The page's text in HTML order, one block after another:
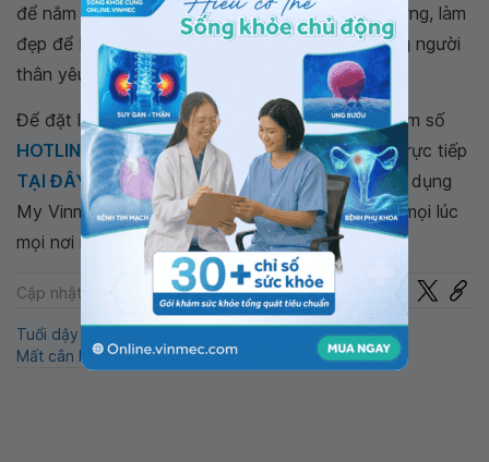
để nắm thêm nhiều thông tin sức khỏe, dinh dưỡng, làm
đẹp để bảo vệ sức khỏe cho bản thân và những người
thân yêu trong gia đình.
Để đặt lịch khám tại viện, Quý khách vui lòng bấm số
HOTLINE, đặt muaGÓI DỊCH VỤhoặc đặt lịch trực tiếp
TẠI ĐÂY . Tải và đặt lịch khám tự động trên ứng dụng
My Vinmec để quản lý, theo dõi lịch và đặt hẹn mọi lúc
mọi nơi ngay trên ứng dụng.
Cập nhật: 22-07-2024 Chia sẻ
Tuổi dậy thì
Testosterone
Mất cân bằng nội tiết